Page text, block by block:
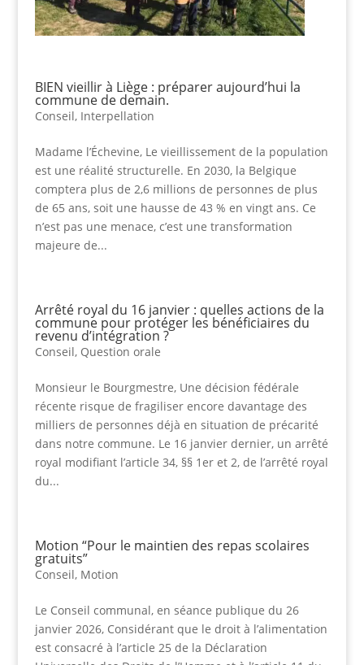
BIEN vieillir à Liège : préparer aujourd’hui la
commune de demain.
Conseil, Interpellation
Madame l’Échevine, Le vieillissement de la population
est une réalité structurelle. En 2030, la Belgique
comptera plus de 2,6 millions de personnes de plus
de 65 ans, soit une hausse de 43 % en vingt ans. Ce
n’est pas une menace, c’est une transformation
majeure de...
Arrêté royal du 16 janvier : quelles actions de la
commune pour protéger les bénéficiaires du
revenu d’intégration ?
Conseil, Question orale
Monsieur le Bourgmestre, Une décision fédérale
récente risque de fragiliser encore davantage des
milliers de personnes déjà en situation de précarité
dans notre commune. Le 16 janvier dernier, un arrêté
royal modifiant l’article 34, §§ 1er et 2, de l’arrêté royal
du...
Motion “Pour le maintien des repas scolaires
gratuits”
Conseil, Motion
Le Conseil communal, en séance publique du 26
janvier 2026, Considérant que le droit à l’alimentation
est consacré à l’article 25 de la Déclaration